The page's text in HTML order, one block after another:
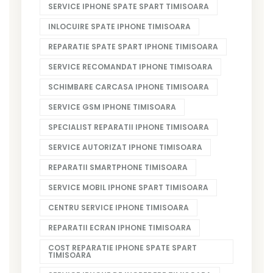
SERVICE IPHONE SPATE SPART TIMISOARA
INLOCUIRE SPATE IPHONE TIMISOARA
REPARATIE SPATE SPART IPHONE TIMISOARA
SERVICE RECOMANDAT IPHONE TIMISOARA
SCHIMBARE CARCASA IPHONE TIMISOARA
SERVICE GSM IPHONE TIMISOARA
SPECIALIST REPARATII IPHONE TIMISOARA
SERVICE AUTORIZAT IPHONE TIMISOARA
REPARATII SMARTPHONE TIMISOARA
SERVICE MOBIL IPHONE SPART TIMISOARA
CENTRU SERVICE IPHONE TIMISOARA
REPARATII ECRAN IPHONE TIMISOARA
COST REPARATIE IPHONE SPATE SPART
TIMISOARA